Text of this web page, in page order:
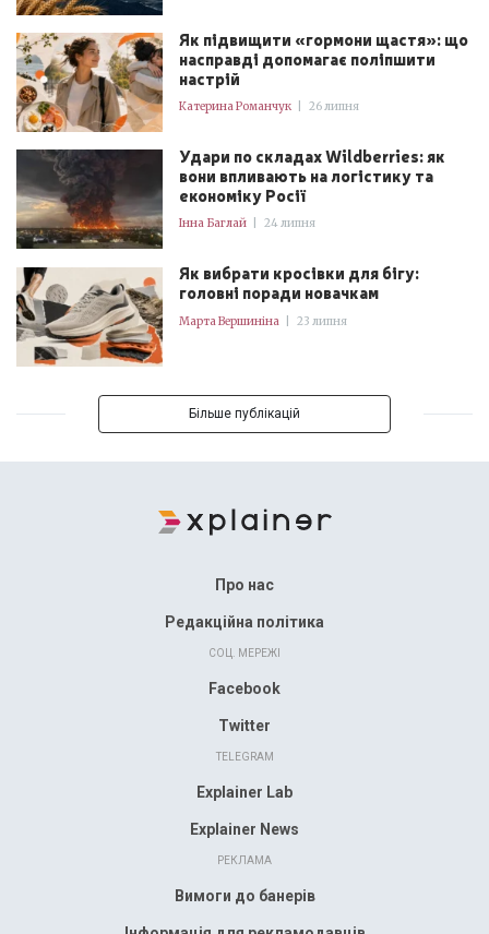
Як підвищити «гормони щастя»: що
насправді допомагає поліпшити
настрій
Катерина Романчук 26 липня
Удари по складах Wildberries: як
вони впливають на логістику та
економіку Росії
Інна Баглай 24 липня
Як вибрати кросівки для бігу:
головні поради новачкам
Марта Вершиніна 23 липня
Більше публікацій
Про нас
Редакційна політика
СОЦ. МЕРЕЖІ
Facebook
Twitter
TELEGRAM
Explainer Lab
Explainer News
РЕКЛАМА
Вимоги до банерів